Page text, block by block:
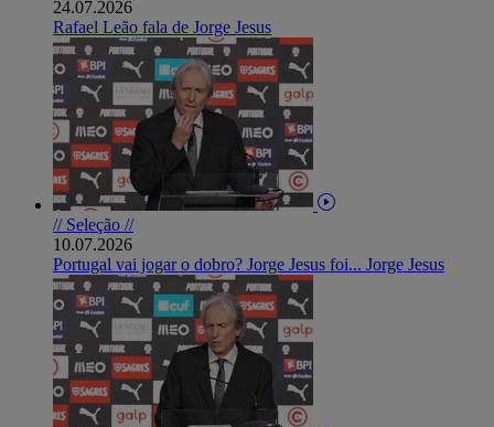
24.07.2026
Rafael Leão fala de Jorge Jesus
// Seleção //
10.07.2026
Portugal vai jogar o dobro? Jorge Jesus foi... Jorge Jesus